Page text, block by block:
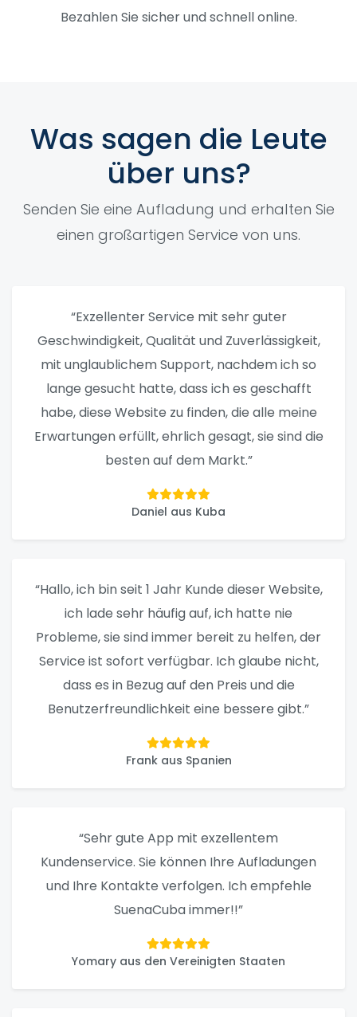
Bezahlen Sie sicher und schnell online.
Was sagen die Leute
über uns?
Senden Sie eine Aufladung und erhalten Sie
einen großartigen Service von uns.
“Exzellenter Service mit sehr guter
Geschwindigkeit, Qualität und Zuverlässigkeit,
mit unglaublichem Support, nachdem ich so
lange gesucht hatte, dass ich es geschafft
habe, diese Website zu finden, die alle meine
Erwartungen erfüllt, ehrlich gesagt, sie sind die
besten auf dem Markt.”
Daniel aus Kuba
“Hallo, ich bin seit 1 Jahr Kunde dieser Website,
ich lade sehr häufig auf, ich hatte nie
Probleme, sie sind immer bereit zu helfen, der
Service ist sofort verfügbar. Ich glaube nicht,
dass es in Bezug auf den Preis und die
Benutzerfreundlichkeit eine bessere gibt.”
Frank aus Spanien
“Sehr gute App mit exzellentem
Kundenservice. Sie können Ihre Aufladungen
und Ihre Kontakte verfolgen. Ich empfehle
SuenaCuba immer!!”
Yomary aus den Vereinigten Staaten